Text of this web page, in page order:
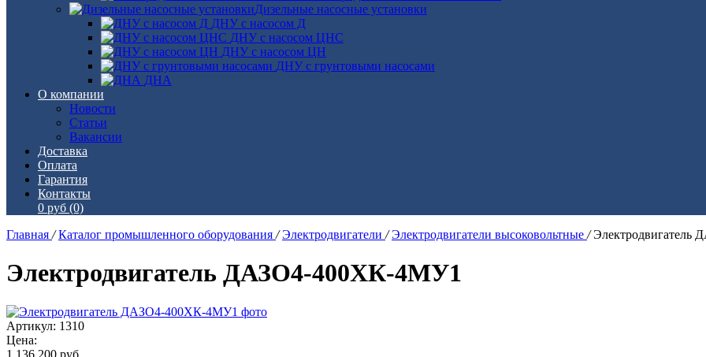
Дизельные насосные установки
ДНУ с насосом Д
ДНУ с насосом ЦНС
ДНУ с насосом ЦН
ДНУ с грунтовыми насосами
ДНА
О компании
Новости
Статьи
Вакансии
Доставка
Оплата
Гарантия
Контакты
0 руб (0)
Главная / Каталог промышленного оборудования / Электродвигатели / Электродвигатели высоковольтные /
Электродвигатель ДАЗО4-400ХК-4МУ1
Артикул: 1310
Цена:
1 136 200 руб.